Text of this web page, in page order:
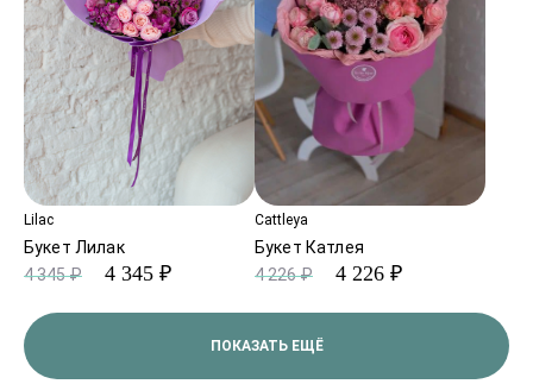
Lilac
Букет Лилак
4 345 ₽
4 345 ₽
Cattleya
Букет Катлея
4 226 ₽
4 226 ₽
ПОКАЗАТЬ ЕЩЁ